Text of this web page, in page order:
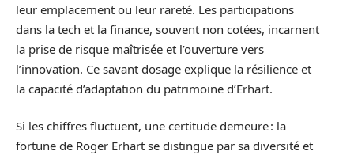
leur emplacement ou leur rareté. Les participations
dans la tech et la finance, souvent non cotées, incarnent
la prise de risque maîtrisée et l’ouverture vers
l’innovation. Ce savant dosage explique la résilience et
la capacité d’adaptation du patrimoine d’Erhart.
Si les chiffres fluctuent, une certitude demeure : la
fortune de Roger Erhart se distingue par sa diversité et